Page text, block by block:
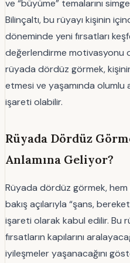
ve “büyüme” temalarını
Bilinçaltı, bu rüyayı kişinin
döneminde yeni fırsatları
değerlendirme motivasyonu
rüyada dördüz görmek,
etmesi ve yaşamında olumlu
işareti olabilir.
Rüyada Dördüz
Anlamına Geliyor?
Rüyada dördüz görmek,
bakış açılarıyla “şans,
işareti olarak kabul edilir. Bu
fırsatların kapılarını
iyileşmeler yaşanacağını